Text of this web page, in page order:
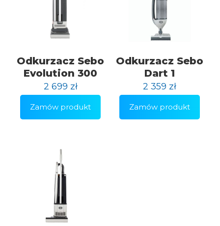
Odkurzacz Sebo
Evolution 300
2 699 zł
Zamów produkt
Odkurzacz Sebo
Dart 1
2 359 zł
Zamów produkt